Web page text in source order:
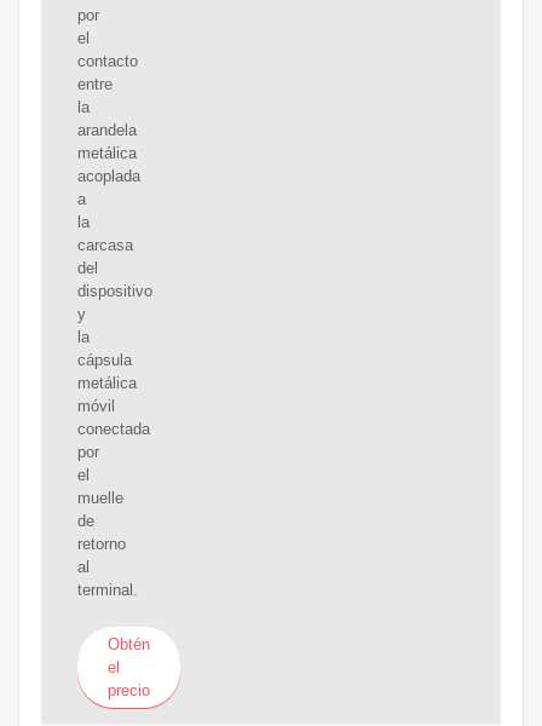
por
el
contacto
entre
la
arandela
metálica
acoplada
a
la
carcasa
del
dispositivo
y
la
cápsula
metálica
móvil
conectada
por
el
muelle
de
retorno
al
terminal.
Obtén
el
precio